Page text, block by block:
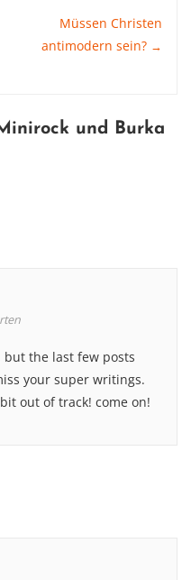
Müssen Christen
antimodern sein? →
und Burka
but the last few posts
your super writings.
out of track! come on!